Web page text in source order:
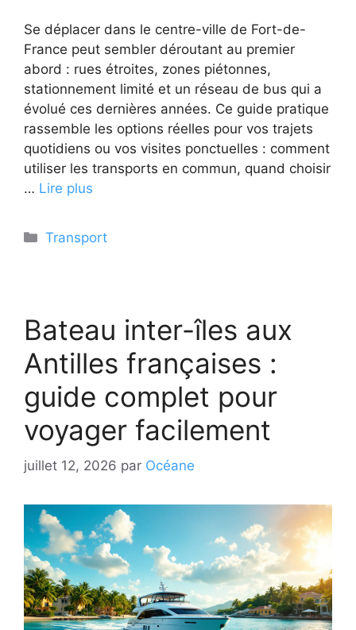
Se déplacer dans le centre-ville de Fort-de-
France peut sembler déroutant au premier
abord : rues étroites, zones piétonnes,
stationnement limité et un réseau de bus qui a
évolué ces dernières années. Ce guide pratique
rassemble les options réelles pour vos trajets
quotidiens ou vos visites ponctuelles : comment
utiliser les transports en commun, quand choisir
… Lire plus
Catégories
Transport
Bateau inter-îles aux
Antilles françaises :
guide complet pour
voyager facilement
juillet 12, 2026 par Océane